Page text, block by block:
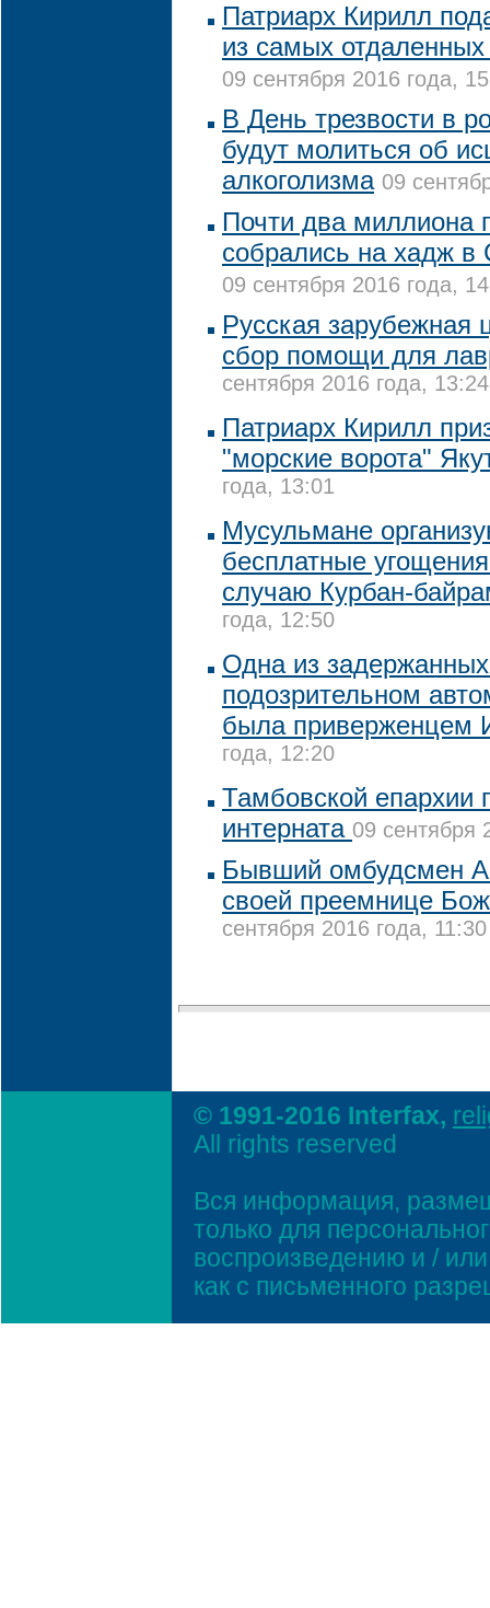
Патриарх Кирилл
из самых
09 сентября 2016 года,
В День трезвости в
будут молиться об
алкоголизма 09
Почти два миллиона
собрались на хадж в
09 сентября 2016 года,
Русская зарубежная
сбор помощи для
сентября 2016 года, 13:24
Патриарх Кирилл
"морские ворота"
года, 13:01
Мусульмане
бесплатные
случаю Курбан-
года, 12:50
Одна из
подозрительном
была приверженцем
года, 12:20
Тамбовской епархии
интерната 09 сентября
Бывший омбудсмен
своей преемнице
сентября 2016 года, 11:30
© 1991-2016 Interfax,
All rights reserved
Вся информация,
только для
воспроизведению и /
как с письменного